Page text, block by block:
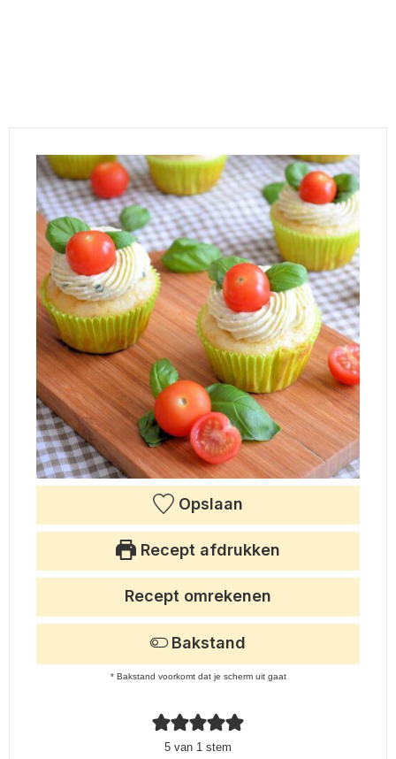
Opslaan
Recept afdrukken
5 van 1 stem
Recept omrekenen
Bakstand
* Bakstand voorkomt dat je scherm uit gaat